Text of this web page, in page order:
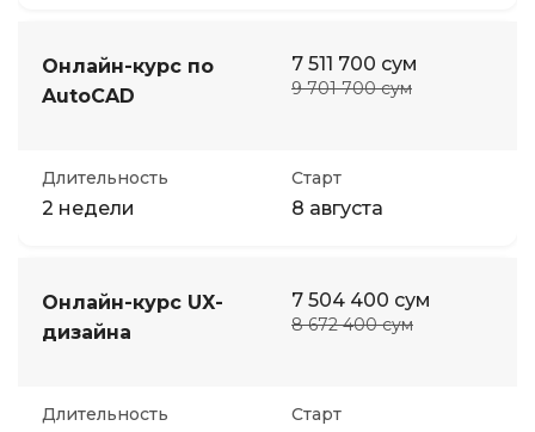
Онлайн-курс по
AutoCAD
7 511 700 сум
9 701 700 сум
Длительность
2 недели
Старт
8 августа
Онлайн-курс UX-
дизайна
7 504 400 сум
8 672 400 сум
Длительность Старт